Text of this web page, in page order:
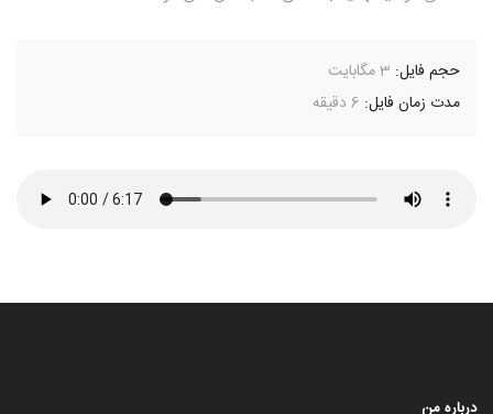
حجم فایل: 3 مگابایت
مدت زمان فایل: 6 دقیقه
درباره من